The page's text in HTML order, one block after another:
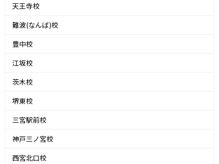
天王寺校
難波(なんば)校
豊中校
江坂校
茨木校
堺東校
三宮駅前校
神戸三ノ宮校
西宮北口校